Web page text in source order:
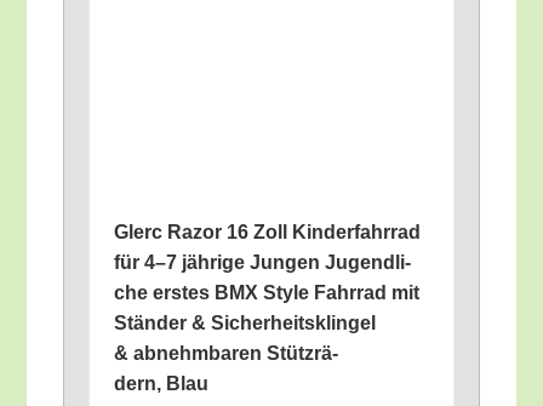
Glerc Razor 16 Zoll Kin­der­fahr­rad
für 4–7 jäh­ri­ge Jun­gen Jugend­li­
che ers­tes BMX Style Fahr­rad mit
Stän­der & Sicher­heits­klin­gel
& abnehm­ba­ren Stütz­rä­
dern, Blau